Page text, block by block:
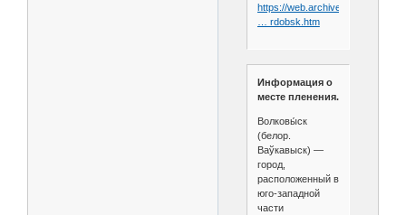
https://web.archive.org/web/
… rdobsk.htm
Информация о
месте пленения.
Волковы́ск
(белор.
Ваўкавыск) —
город,
расположенный в
юго-западной
части